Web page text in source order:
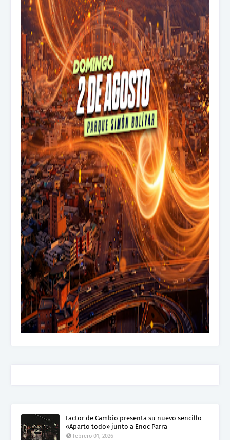
Factor de Cambio presenta su nuevo sencillo
«Aparto todo» junto a Enoc Parra
febrero 01, 2026